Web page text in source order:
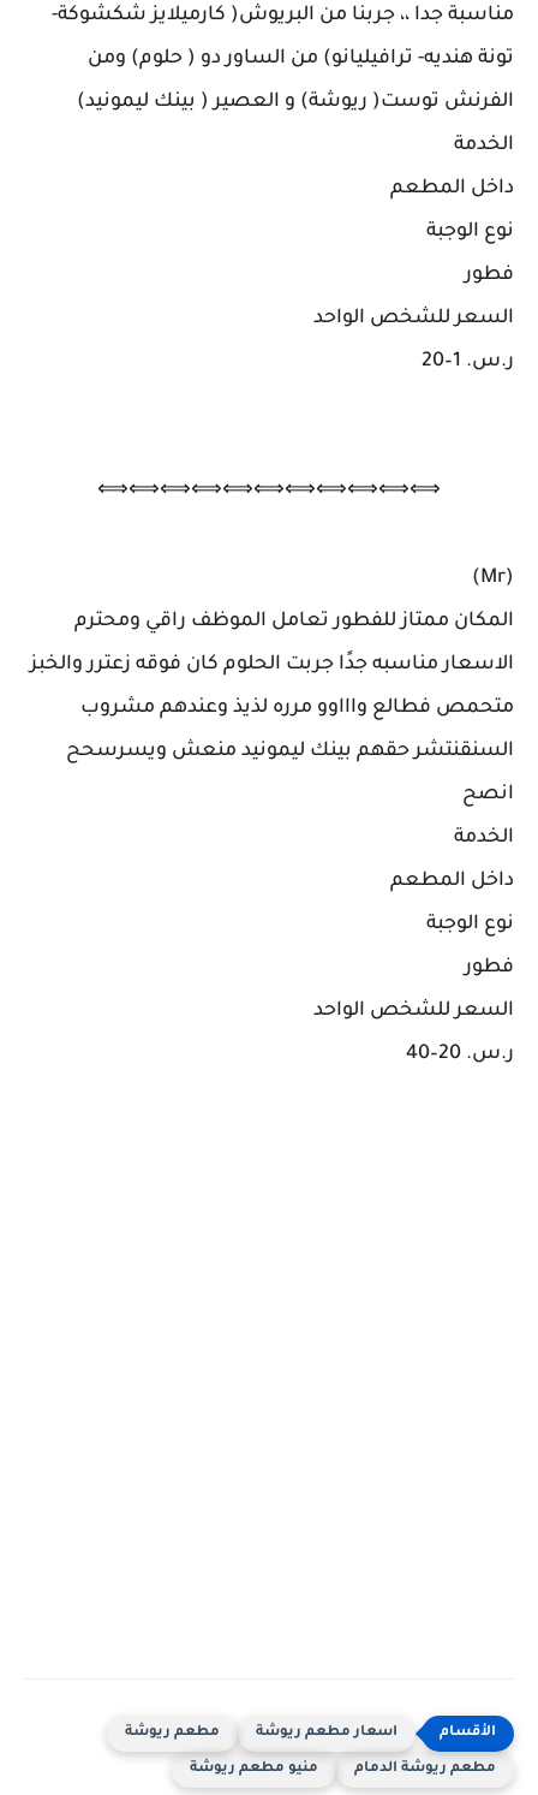
مناسبة جدا ،، جربنا من البريوش( كارميلايز شكشوكة-
تونة هنديه- ترافيليانو) من الساور دو ( حلوم) ومن
الفرنش توست( ريوشة) و العصير ( بينك ليمونيد)
الخدمة
داخل المطعم
نوع الوجبة
فطور
السعر للشخص الواحد
ر.س.‏ 1–20
⟺⟺⟺⟺⟺⟺⟺⟺⟺⟺⟺
(Mr)
المكان ممتاز للفطور تعامل الموظف راقي ومحترم
الاسعار مناسبه جدًا جربت الحلوم كان فوقه زعترر والخبز
متحمص فطالع واااوو مرره لذيذ وعندهم مشروب
السنقنتشر حقهم بينك ليمونيد منعش ويسرسحح
انصح
الخدمة
داخل المطعم
نوع الوجبة
فطور
السعر للشخص الواحد
ر.س.‏ 20–40
اسعار مطعم ريوشة مطعم ريوشة
مطعم ريوشة الدمام منيو مطعم ريوشة